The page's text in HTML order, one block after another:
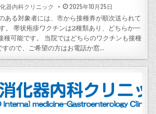
器内科クリニック POSTED
ON
2025年10月25日
ある対象者には、市から接種券が順次送られて
。 帯状疱疹ワクチンは2種類あり、どちらか一
種可能です。 当院ではどちらのワクチンも接種
すので、ご希望の方はお電話か窓…